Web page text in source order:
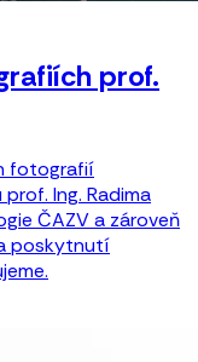
prof.
fotografií
Ing. Radima
ČAZV a zároveň
poskytnutí